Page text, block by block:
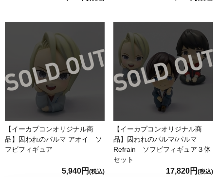
【イーカプコンオリジナル商
品】囚われのパルマ アオイ ソ
フビフィギュア
5,940円 (税込)
【イーカプコンオリジナル商
品】囚われのパルマ/パルマ
Refrain ソフビフィギュア３体
セット
17,820円 (税込)